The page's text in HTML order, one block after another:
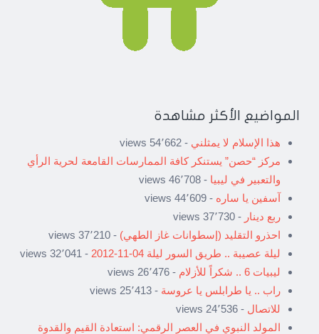
المواضيع الأكثر مشاهدة
هذا الإسلام لا يمثلني - 54٬662 views
مركز “حصن” يستنكر كافة الممارسات القامعة لحرية الرأي
والتعبير في ليبيا - 46٬708 views
آسفين يا ساره - 44٬609 views
ربع دينار - 37٬730 views
احذرو التقليد (إسطوانات غاز الطهي) - 37٬210 views
ليلة عصيبة .. طريق السور ليلة 04-11-2012
- 32٬041 views
ليبيات 6 .. شكراً للأزلام
- 26٬476 views
راب .. يا طرابلس يا عروسة - 25٬413 views
للاتصال - 24٬536 views
المولد النبوي في العصر الرقمي: استعادة القيم والقدوة